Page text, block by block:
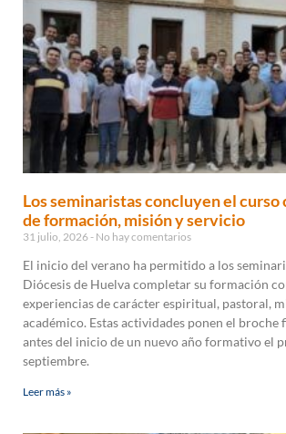
Los seminaristas concluyen el curso
de formación, misión y servicio
31 julio, 2026 No hay comentarios
El inicio del verano ha permitido a los
Diócesis de Huelva completar su formación
experiencias de carácter espiritual, pastoral,
académico. Estas actividades ponen el broche
antes del inicio de un nuevo año formativo el
septiembre.
Leer más »